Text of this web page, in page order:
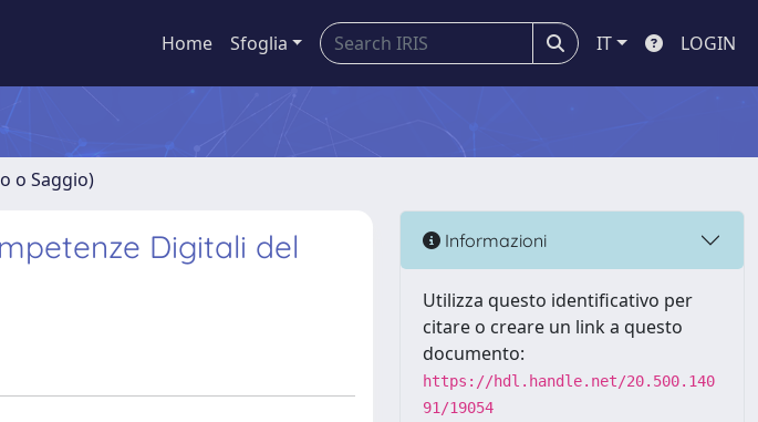
Home Sfoglia IT LOGIN
o Saggio)
Digitali del
Informazioni
Utilizza questo identificativo per
citare o creare un link a questo
documento:
https://hdl.handle.net/20.500.140
91/19054